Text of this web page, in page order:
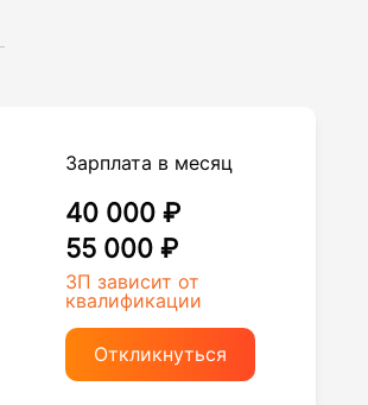
Зарплата в месяц
40 000 ₽
55 000 ₽
ЗП зависит от
квалификации
Откликнуться